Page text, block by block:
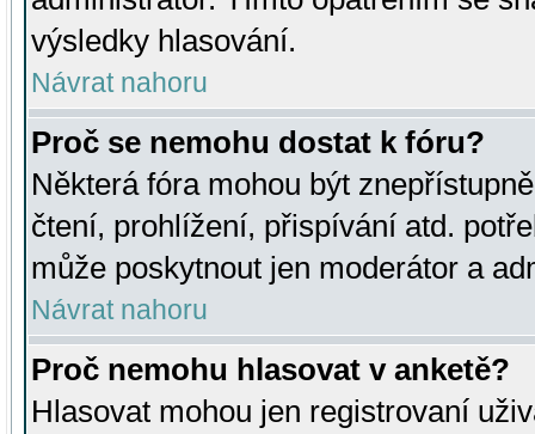
výsledky hlasování.
Návrat nahoru
Proč se nemohu dostat k fóru?
Některá fóra mohou být
čtení, prohlížení, přispívání atd.
může poskytnout jen moderátor a
Návrat nahoru
Proč nemohu hlasovat v anketě?
Hlasovat mohou jen registrovaní